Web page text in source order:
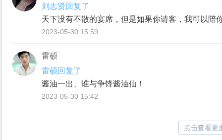
刘志贤回复了
天下没有不散的宴席，但是如果你请客，我可以陪
2023-05-30 15:59
雷硕
雷硕回复了
酱油一出、谁与争锋酱油仙！
2023-05-30 15:42
点击查看更